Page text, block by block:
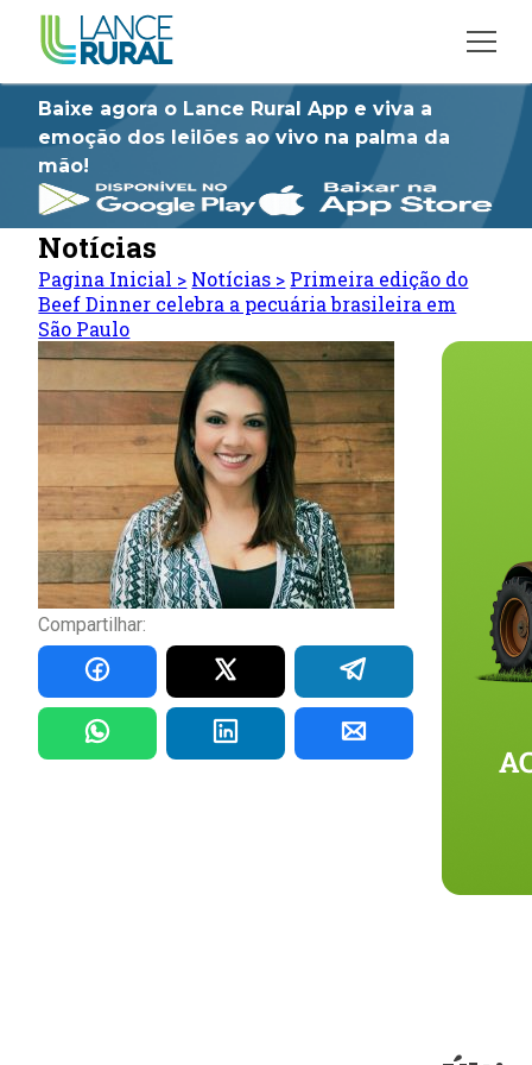
Baixe agora o Lance Rural App e viva a
emoção dos leilões ao vivo na palma da
mão!
Notícias
Pagina Inicial > Notícias > Primeira edição do
Beef Dinner celebra a pecuária brasileira em
São Paulo
Compartilhar: